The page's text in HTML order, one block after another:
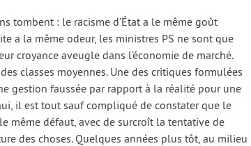
tombent : le racisme d’État a le même goût
a la même odeur, les ministres PS ne sont que
croyance aveugle dans l’économie de mar­ché.
classes moyennes. Une des cri­tiques for­mu­lées
ges­tion faus­sée par rap­port à la réa­li­té pour une
il est tout sauf com­pli­qué de consta­ter que le
même défaut, avec de sur­croît la ten­ta­tive de
des choses. Quelques années plus tôt, au milieu